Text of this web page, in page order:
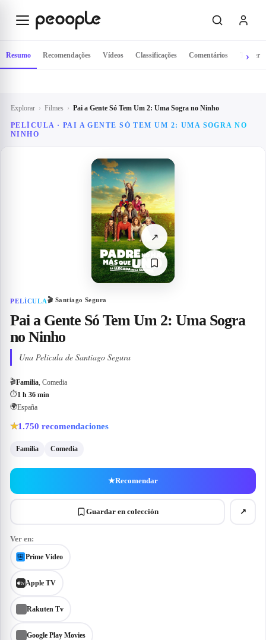
Explorar › Filmes › Pai a Gente Só Tem Um 2: Uma Sogra no Ninho
PELÍCULA · PAI A GENTE SÓ TEM UM 2: UMA SOGRA NO
NINHO
↗
PELÍCULA🎬 Santiago Segura
Pai a Gente Só Tem Um 2: Uma Sogra
no Ninho
Una Película de Santiago Segura
🎬Familia, Comedia
⏱1 h 36 min
🌍España
★1.750 recomendaciones
Familia Comedia
★Recomendar
Guardar en colección ↗
Ver en:
Prime Video
Apple TV
Rakuten Tv
Google Play Movies
Resumo Recomendações Vídeos Classificações Comentários Trailer